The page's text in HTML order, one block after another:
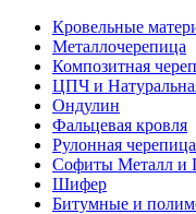
Кровельные
Металлочерепица
Композитная
ЦПЧ и
Ондулин
Фальцевая кровля
Рулонная
Софиты Металл
Шифер
Битумные и